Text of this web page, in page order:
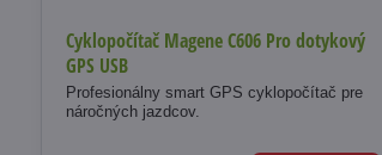
Cyklopočítač Magene C606 Pro dotykový
GPS USB
Profesionálny smart GPS cyklopočítač pre
náročných jazdcov.